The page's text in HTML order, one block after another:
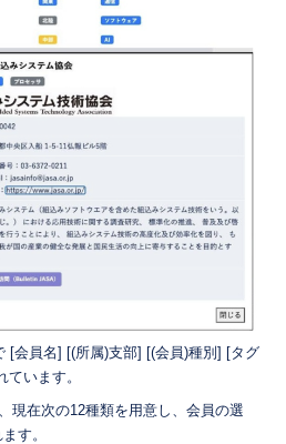
[会員名] [(所属)支部] [(会員)種別] [タグ
います。
現在次の12種類を用意し、会員の選
す。